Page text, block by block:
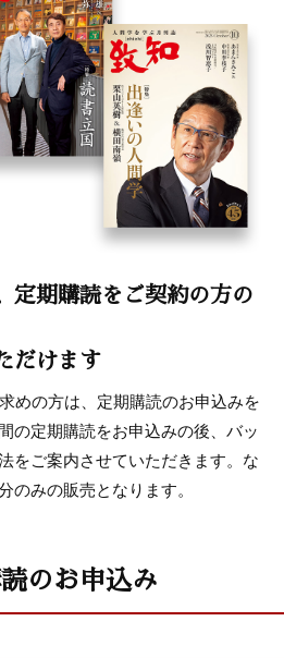
定期購読をご契約の方の
だけます
めの方は、定期購読のお申込みを
の定期購読をお申込みの後、バッ
をご案内させていただきます。な
のみの販売となります。
のお申込み